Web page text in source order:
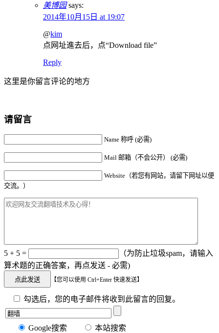
美博园 says:
2014年10月15日 at 19:07
@kim
点网址進去后，点“Download file”
Reply
这里是你留言评论的地方
请留言
Name 称呼 (必需)
Mail 邮箱（不会公开） (必需)
Website（若您有网站，请留下网址以便
交流。）
5 + 5 =
（为防止垃圾spam，请输入
算术题的正确答案，再点发送 - 必需)
【您可以使用 Ctrl+Enter 快速发送】
勾选后，您的电子邮件将收到此留言的回复。
Google搜索 本站搜索